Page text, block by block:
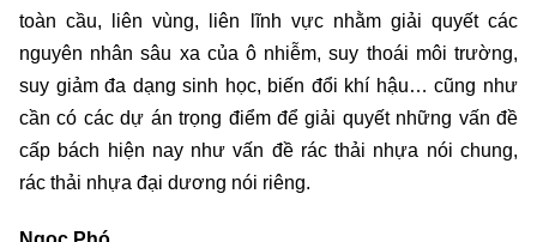
toàn cầu, liên vùng, liên lĩnh vực nhằm giải quyết các
nguyên nhân sâu xa của ô nhiễm, suy thoái môi trường,
suy giảm đa dạng sinh học, biến đổi khí hậu… cũng như
cần có các dự án trọng điểm để giải quyết những vấn đề
cấp bách hiện nay như vấn đề rác thải nhựa nói chung,
rác thải nhựa đại dương nói riêng.